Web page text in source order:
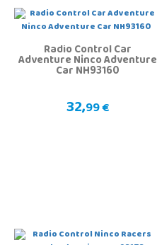
Radio Control Car
Adventure Ninco Adventure
Car NH93160
32,99 €